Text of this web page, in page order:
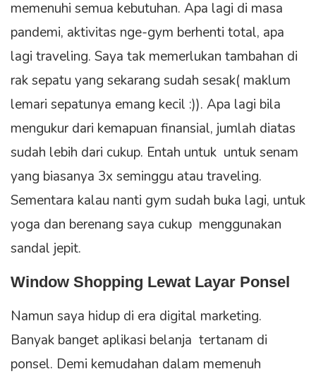
memenuhi semua kebutuhan. Apa lagi di masa
pandemi, aktivitas nge-gym berhenti total, apa
lagi traveling. Saya tak memerlukan tambahan di
rak sepatu yang sekarang sudah sesak( maklum
lemari sepatunya emang kecil :)). Apa lagi bila
mengukur dari kemapuan finansial, jumlah diatas
sudah lebih dari cukup. Entah untuk untuk senam
yang biasanya 3x seminggu atau traveling.
Sementara kalau nanti gym sudah buka lagi, untuk
yoga dan berenang saya cukup menggunakan
sandal jepit.
Window Shopping Lewat Layar Ponsel
Namun saya hidup di era digital marketing.
Banyak banget aplikasi belanja tertanam di
ponsel. Demi kemudahan dalam memenuh